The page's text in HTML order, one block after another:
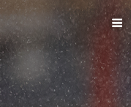
au
contenu